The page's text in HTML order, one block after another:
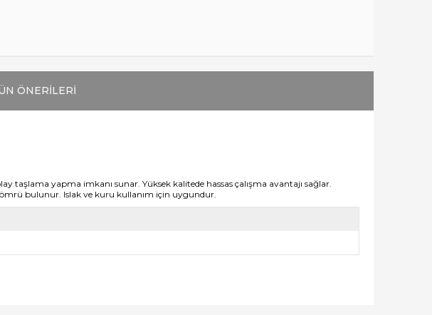
ÖNERILERI
taşlama yapma imkanı sunar. Yüksek kalitede hassas çalışma avantajı sağlar.
ömrü bulunur. Islak ve kuru kullanım için uygundur.